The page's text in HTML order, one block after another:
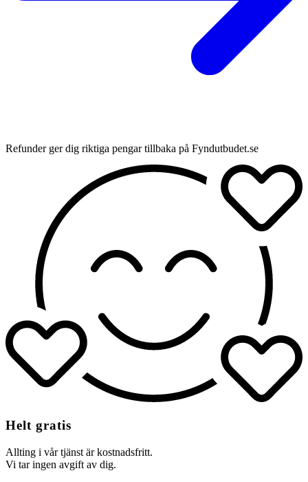
Refunder ger dig riktiga pengar tillbaka på Fyndutbudet.se
Helt gratis
Allting i vår tjänst är kostnadsfritt.
Vi tar ingen avgift av dig.